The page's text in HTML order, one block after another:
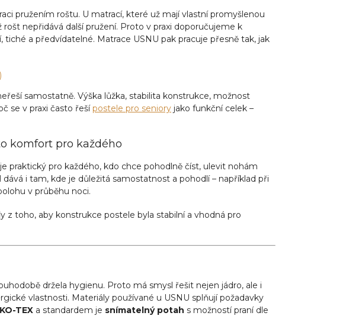
pružením roštu. U matrací, které už mají vlastní promyšlenou
nepřidává další pružení. Proto v praxi doporučujeme k
tiché a předvídatelné. Matrace USNU pak pracuje přesně tak, jak
samostatně. Výška lůžka, stabilita konstrukce, možnost
se v praxi často řešípostele pro seniory jako funkční celek –
komfort pro každého
praktický pro každého, kdo chce pohodlně číst, ulevit nohám
i tam, kde je důležitá samostatnost a pohodlí – například při
v průběhu noci.
toho, aby konstrukce postele byla stabilní a vhodná pro
držela hygienu. Proto má smysl řešit nejen jádro, ale i
vlastnosti. Materiály používané u USNU splňují požadavky
TEX a standardem je snímatelný potah s možností praní dle